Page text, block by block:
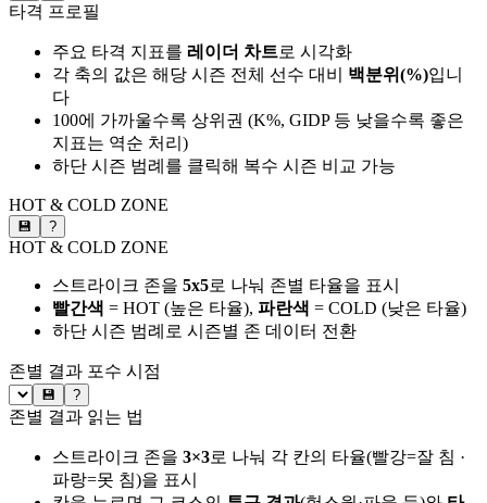
타격 프로필
주요 타격 지표를 레이더 차트로 시각화
각 축의 값은 해당 시즌 전체 선수 대비 백분위(%)입니
다
100에 가까울수록 상위권 (K%, GIDP 등 낮을수록 좋은
지표는 역순 처리)
하단 시즌 범례를 클릭해 복수 시즌 비교 가능
HOT & COLD ZONE
💾 ?
HOT & COLD ZONE
스트라이크 존을 5x5로 나눠 존별 타율을 표시
빨간색 = HOT (높은 타율), 파란색 = COLD (낮은 타율)
하단 시즌 범례로 시즌별 존 데이터 전환
존별 결과 포수 시점
💾 ?
존별 결과 읽는 법
스트라이크 존을 3×3로 나눠 각 칸의 타율(빨강=잘 침 ·
파랑=못 침)을 표시